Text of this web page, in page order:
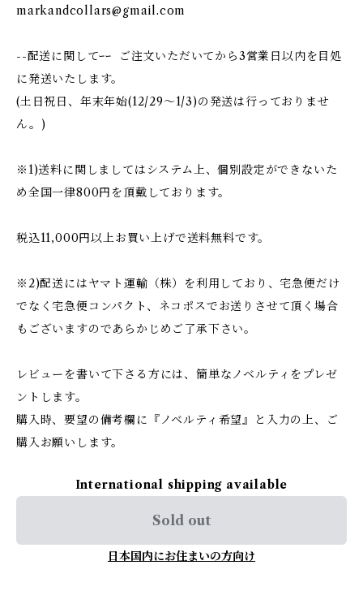
markandcollars@gmail.com
--配送に関してｰｰ ご注文いただいてから3営業日以内を目処
に発送いたします。
(土日祝日、年末年始(12/29〜1/3)の発送は行っておりませ
ん。)
※1)送料に関しましてはシステム上、個別設定ができないた
め全国一律800円を頂戴しております。
税込11,000円以上お買い上げで送料無料です。
※2)配送にはヤマト運輸（株）を利用しており、宅急便だけ
でなく宅急便コンパクト、ネコポスでお送りさせて頂く場合
もございますのであらかじめご了承下さい。
レビューを書いて下さる方には、簡単なノベルティをプレゼ
ントします。
購入時、要望の備考欄に『ノベルティ希望』と入力の上、ご
購入お願いします。
International shipping available
Sold out
日本国内にお住まいの方向け